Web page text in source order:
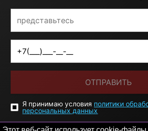
ОТПРАВИТЬ
Я принимаю условия политики
персональных данных